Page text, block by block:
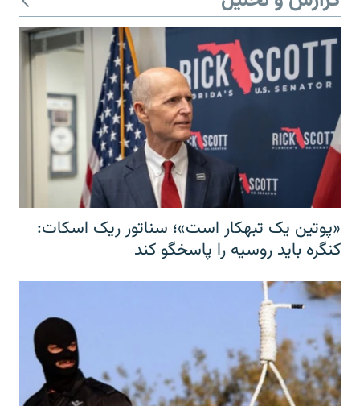
«پوتین یک تبهکار است»؛ سناتور ریک اسکات:
کنگره باید روسیه را پاسخگو کند